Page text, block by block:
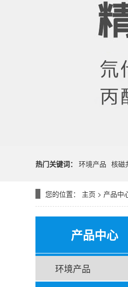
热门关键词： 环境产品 核磁
您的位置： 主页 > 产品中
产品中心
环境产品